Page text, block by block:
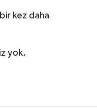
kez daha
yok.